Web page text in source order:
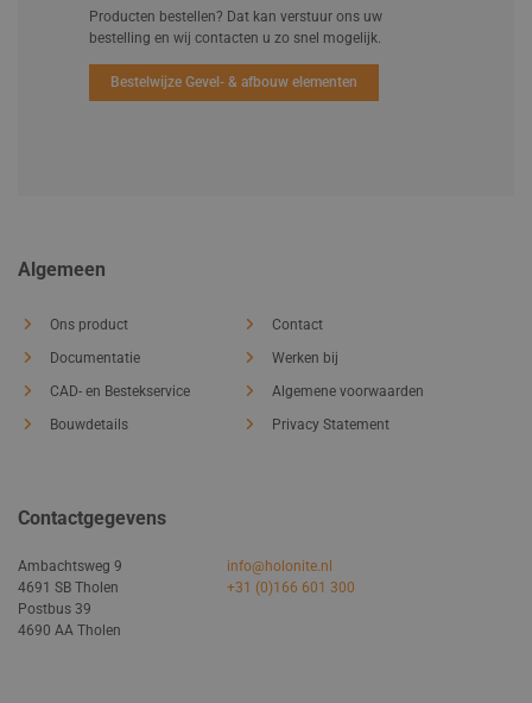
Producten bestellen? Dat kan verstuur ons uw
bestelling en wij contacten u zo snel mogelijk.
Bestelwijze Gevel- & afbouw elementen
Algemeen
Ons product
Documentatie
CAD- en Bestekservice
Bouwdetails
Contact
Werken bij
Algemene voorwaarden
Privacy Statement
Contactgegevens
Ambachtsweg 9
4691 SB Tholen
Postbus 39
4690 AA Tholen
info@holonite.nl
+31 (0)166 601 300